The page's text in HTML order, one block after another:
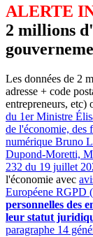
ALERTE
2 millions
Les données de 2
adresse + code
entrepreneurs, etc)
du 1er Ministre
de l'économie, des
numérique Bruno
Dupond-Moretti,
232 du 19 juillet
l'économie avec
Européene RGPD (
personnelles des
leur statut
paragraphe 14